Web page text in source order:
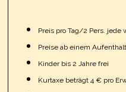
Preis pro Tag/2 Pers. jede
Preise ab einem
Kinder bis 2 Jahre frei
Kurtaxe beträgt 4 € pro